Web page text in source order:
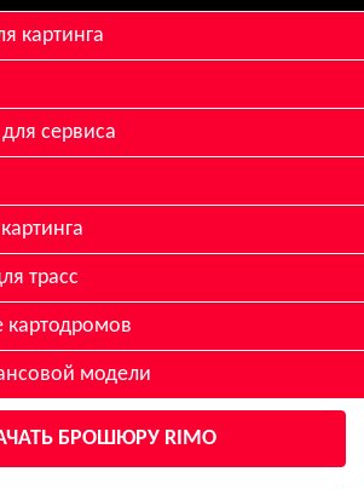
картинга
сервиса
трасс
картодромов
модели
БРОШЮРУ RIMO